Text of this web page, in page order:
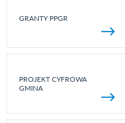
GRANTY PPGR
PROJEKT CYFROWA
GMINA